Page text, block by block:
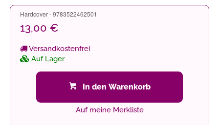
Hardcover - 9783522462501
13,00 €
Versandkostenfrei
Auf Lager
In den Warenkorb
Auf meine Merkliste